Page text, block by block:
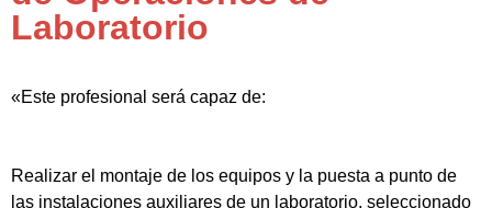
Laboratorio
«Este profesional será capaz de:
Realizar el montaje de los equipos y la puesta a punto de
las instalaciones auxiliares de un laboratorio, seleccionado